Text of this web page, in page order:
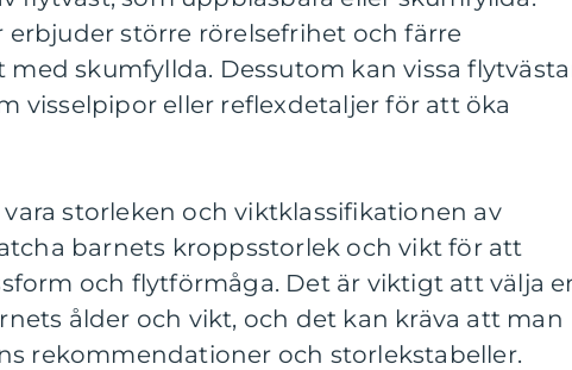
erbjuder större rörelsefrihet och färre
skumfyllda. Dessutom kan vissa
visselpipor eller reflexdetaljer för att öka
storleken och viktklassifikationen av
barnets kroppsstorlek och vikt för att
och flytförmåga. Det är viktigt att välja
ålder och vikt, och det kan kräva att man
rekommendationer och storlekstabeller.